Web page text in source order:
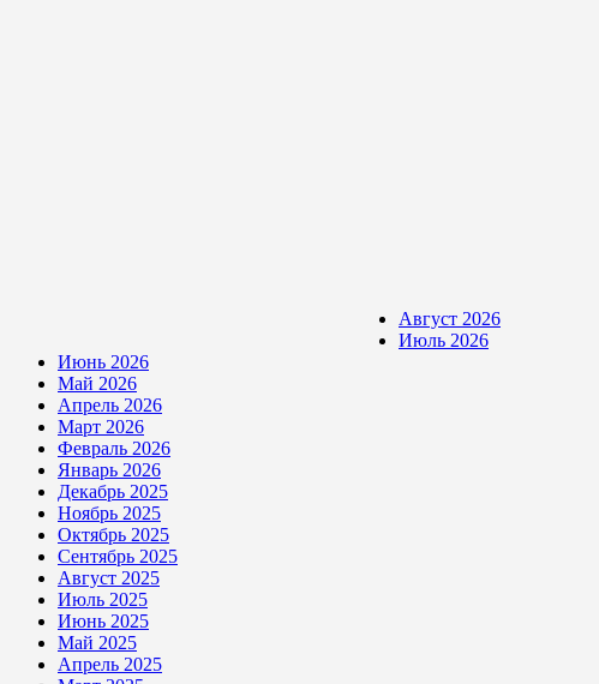
Август 2026
Июль 2026
Июнь 2026
Май 2026
Апрель 2026
Март 2026
Февраль 2026
Январь 2026
Декабрь 2025
Ноябрь 2025
Октябрь 2025
Сентябрь 2025
Август 2025
Июль 2025
Июнь 2025
Май 2025
Апрель 2025